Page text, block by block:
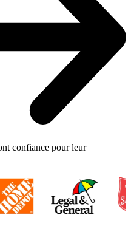
confiance pour leur